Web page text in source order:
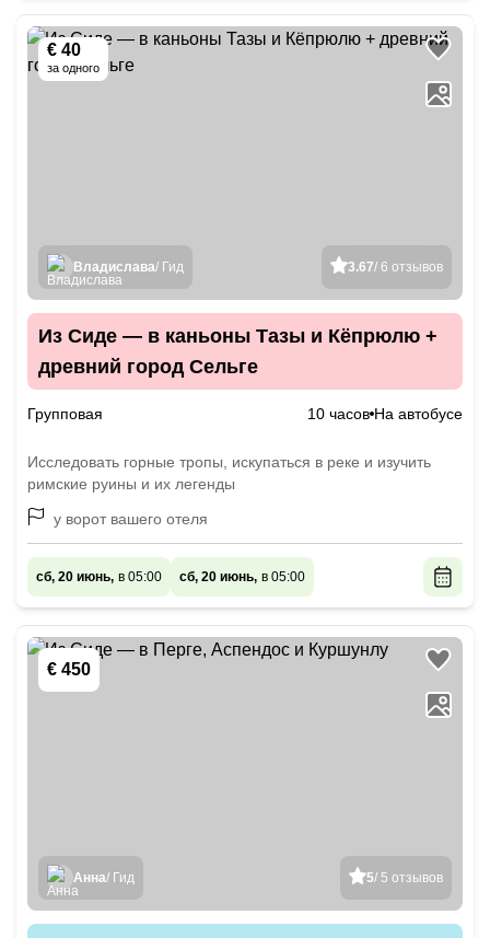
€ 40
за одного
3.67/ 6 отзывов
Владислава/ Гид
Из Сиде — в каньоны Тазы и Кёпрюлю +
древний город Сельге
Групповая 10 часов На автобусе
Исследовать горные тропы, искупаться в реке и изучить
римские руины и их легенды
у ворот вашего отеля
сб, 20 июнь, в 05:00 сб, 20 июнь, в 05:00
€ 450
5/ 5 отзывов
Анна/ Гид